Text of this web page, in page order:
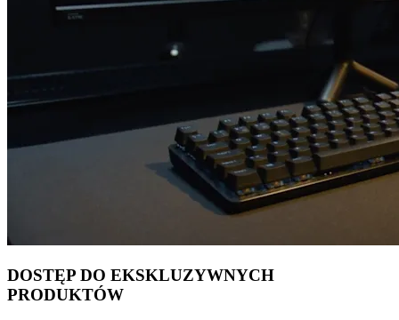
DOSTĘP DO EKSKLUZYWNYCH
PRODUKTÓW